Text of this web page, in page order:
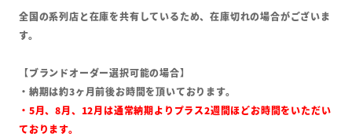
全国の系列店と在庫を共有しているため、在庫切れの場合がございま
す。
【ブランドオーダー選択可能の場合】
・納期は約3ヶ月前後お時間を頂いております。
・5月、8月、12月は通常納期よりプラス2週間ほどお時間をいただい
ております。